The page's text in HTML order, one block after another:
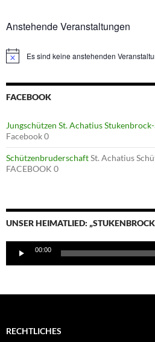
Anstehende Veranstaltungen
HinweisEs sind keine anstehenden
FACEBOOK
Jungschützen St. Achatius
Facebook 0
SchützenbruderschaftSt. Achatius
FACEBOOK 0
UNSER HEIMATLIED:
Player
00:00
RECHTLICHES